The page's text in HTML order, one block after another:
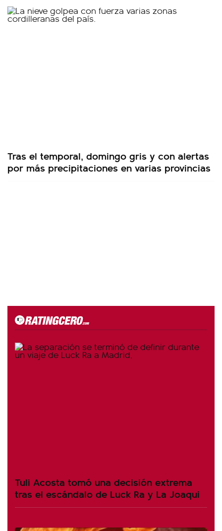
Tras el temporal, domingo gris y con alertas
por más precipitaciones en varias provincias
Tuli Acosta tomó una decisión extrema
tras el escándalo de Luck Ra y La Joaqui